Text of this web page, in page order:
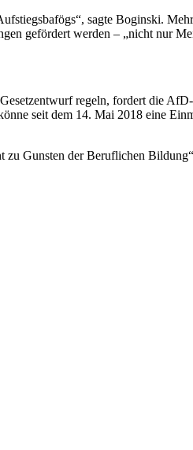
sagte Boginski.
gefördert werden – „nicht nur
regeln, fordert die
seit dem 14. Mai 2018 eine
Gunsten der Beruflichen